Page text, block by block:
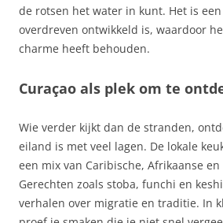
de rotsen het water in kunt. Het is
overdreven ontwikkeld is, waardoor
charme heeft behouden.
Curaçao als plek om te
Wie verder kijkt dan de stranden,
eiland is met veel lagen. De lokale
een mix van Caribische, Afrikaanse
Gerechten zoals stoba, funchi en
verhalen over migratie en traditie. In